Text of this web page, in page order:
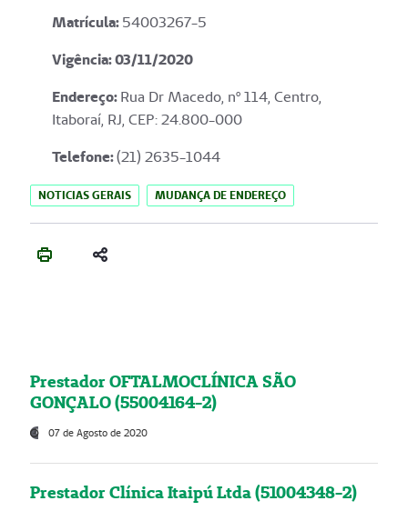
Matrícula:54003267-5
Vigência: 03/11/2020
Endereço:Rua Dr Macedo, nº 114, Centro,
Itaboraí, RJ, CEP: 24.800-000
Telefone:(21) 2635-1044
NOTICIAS GERAIS MUDANÇA DE ENDEREÇO
Prestador OFTALMOCLÍNICA SÃO
GONÇALO (55004164-2)
07 de Agosto de 2020
Prestador Clínica Itaipú Ltda (51004348-2)